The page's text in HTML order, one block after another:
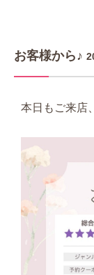
お客様から♪
本日もご来店